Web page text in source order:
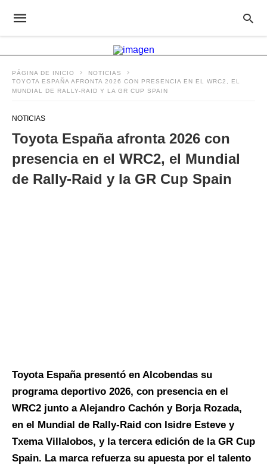
PÁGINA DE INICIO
NOTICIAS
TOYOTA ESPAÑA AFRONTA 2026 CON PRESENCIA EN EL WRC2, EL
MUNDIAL DE RALLY-RAID Y LA GR CUP SPAIN
NOTICIAS
Toyota España afronta 2026 con
presencia en el WRC2, el Mundial
de Rally-Raid y la GR Cup Spain
Toyota España presentó en Alcobendas su
programa deportivo 2026, con presencia en el
WRC2 junto a Alejandro Cachón y Borja Rozada,
en el Mundial de Rally-Raid con Isidre Esteve y
Txema Villalobos, y la tercera edición de la GR Cup
Spain. La marca refuerza su apuesta por el talento